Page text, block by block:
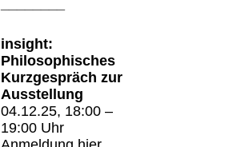
insight:
Philosophisches
Kurzgespräch zur
Ausstellung
04.12.25, 18:00 –
19:00 Uhr